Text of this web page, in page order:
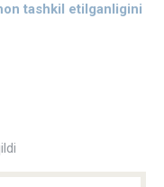
tashkil etilganligini